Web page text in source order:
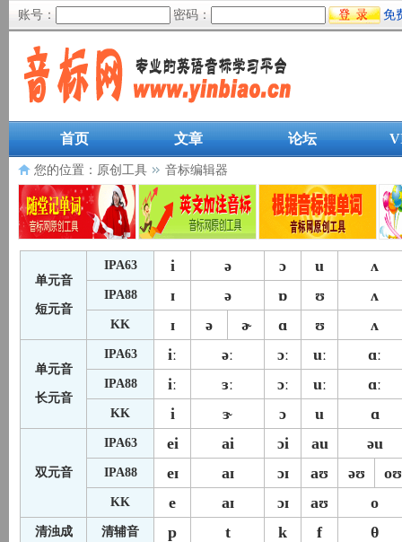
账号： 密码： 免
首页 文章 论坛
您的位置： 原创工具 音标编辑器
单元音
短元音
IPA63 i ə ɔ u ʌ
IPA88 ɪ ə ɒ ʊ ʌ
KK ɪ ə ɚ ɑ ʊ ʌ
单元音
长元音
IPA63 iː əː ɔː uː ɑː
IPA88 iː ɜː ɔː uː ɑː
KK i ɝ ɔ u ɑ
双元音
IPA63 ei ai ɔi au əu
IPA88 eɪ aɪ ɔɪ aʊ əʊ oʊ
KK e aɪ ɔɪ aʊ o
清浊成 清辅音 p t k f θ